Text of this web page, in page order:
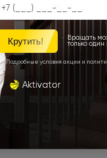
области,
шоссе)\КАД
по тарифам нашего
менеджером